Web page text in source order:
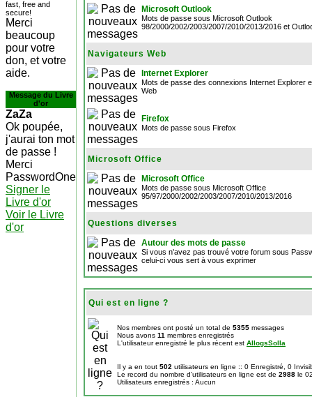
Merci
beaucoup
pour votre
don, et votre
aide.
Message du Livre
d'or
ZaZa
Ok poupée,
j'aurai ton mot
de passe !
Merci
PasswordOne
Signer le
Livre d'or
Voir le Livre
d'or
Microsoft Outlook
Mots de passe sous Microsoft Outlook
98/2000/2002/2003/2007/2010/2013/2016 et
Navigateurs Web
Internet Explorer
Mots de passe des connexions Internet Explorer
Web
Firefox
Mots de passe sous Firefox
Microsoft Office
Microsoft Office
Mots de passe sous Microsoft Office
95/97/2000/2002/2003/2007/2010/2013/2016
Questions diverses
Autour des mots de passe
Si vous n'avez pas trouvé votre forum sous
celui-ci vous sert à vous exprimer
Qui est en ligne ?
Nos membres ont posté un total de 5355 messages
Nous avons 11 membres enregistrés
L'utilisateur enregistré le plus récent est AllogsSolla
Il y a en tout 502 utilisateurs en ligne :: 0 Enregistré, 0
Le record du nombre d'utilisateurs en ligne est de 2988 le
Utilisateurs enregistrés : Aucun